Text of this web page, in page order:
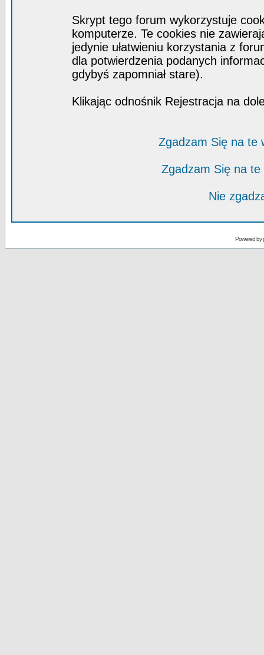
Skrypt tego forum wykorzystuje
komputerze. Te cookies nie
jedynie ułatwieniu korzystania z
dla potwierdzenia podanych
gdybyś zapomniał stare).
Klikając odnośnik Rejestracja na
Zgadzam Się na te
Zgadzam Się na
Nie
Powered by